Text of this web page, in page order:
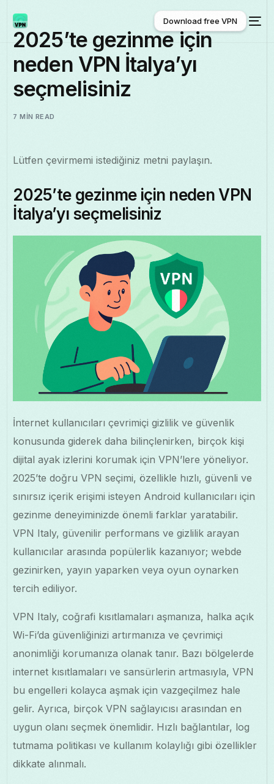
Türkçe
Download free VPN
Download free VPN
2025’te gezinme için
neden VPN İtalya’yı
seçmelisiniz
7 MIN READ
Lütfen çevirmemi istediğiniz metni paylaşın.
2025’te gezinme için neden VPN
İtalya’yı seçmelisiniz
İnternet kullanıcıları çevrimiçi gizlilik ve güvenlik
konusunda giderek daha bilinçlenirken, birçok kişi
dijital ayak izlerini korumak için VPN’lere yöneliyor.
2025’te doğru VPN seçimi, özellikle hızlı, güvenli ve
sınırsız içerik erişimi isteyen Android kullanıcıları için
gezinme deneyiminizde önemli farklar yaratabilir.
VPN Italy, güvenilir performans ve gizlilik arayan
kullanıcılar arasında popülerlik kazanıyor; webde
gezinirken, yayın yaparken veya oyun oynarken
tercih ediliyor.
VPN Italy, coğrafi kısıtlamaları aşmanıza, halka açık
Wi-Fi’da güvenliğinizi artırmanıza ve çevrimiçi
anonimliği korumanıza olanak tanır. Bazı bölgelerde
internet kısıtlamaları ve sansürlerin artmasıyla, VPN
bu engelleri kolayca aşmak için vazgeçilmez hale
gelir. Ayrıca, birçok VPN sağlayıcısı arasından en
uygun olanı seçmek önemlidir. Hızlı bağlantılar, log
tutmama politikası ve kullanım kolaylığı gibi özellikler
dikkate alınmalı.